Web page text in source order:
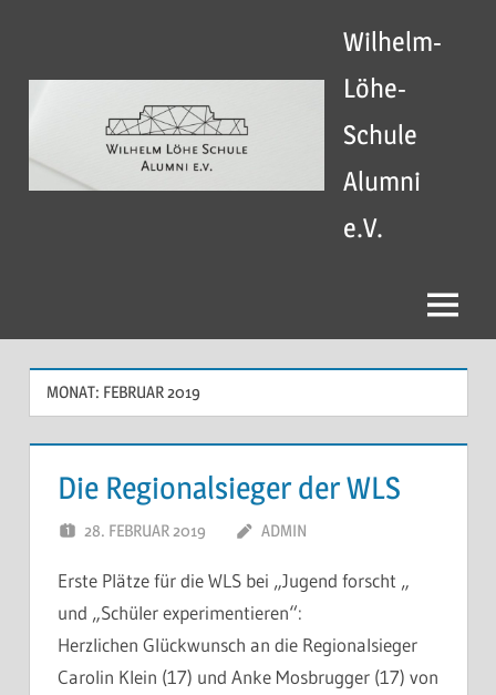
springen
Wilhelm-
Löhe-
Schule
Alumni
e.V.
Menü
MONAT: FEBRUAR 2019
Die Regionalsieger der WLS
28. FEBRUAR 2019 ADMIN
Erste Plätze für die WLS bei „Jugend forscht „
und „Schüler experimentieren“:
Herzlichen Glückwunsch an die Regionalsieger
Carolin Klein (17) und Anke Mosbrugger (17) von